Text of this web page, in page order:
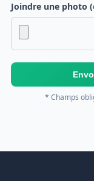
Joindre une photo
* Champs